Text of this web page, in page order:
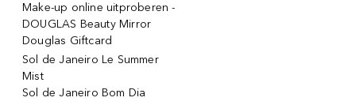
Make-up online uitproberen -
DOUGLAS Beauty Mirror
Douglas Giftcard
Sol de Janeiro Le Summer
Mist
Sol de Janeiro Bom Dia